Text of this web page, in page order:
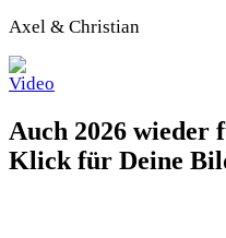
Axel & Christian
Auch 2026 wieder
Klick für Deine